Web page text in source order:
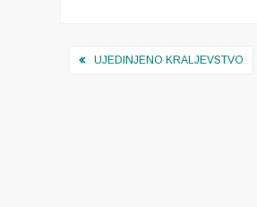
Navigacija
UJEDINJENO KRALJEVSTVO